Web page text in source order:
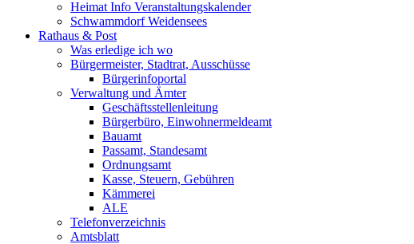
Heimat Info Veranstaltungskalender
Schwammdorf Weidensees
Rathaus & Post
Was erledige ich wo
Bürgermeister, Stadtrat, Ausschüsse
Bürgerinfoportal
Verwaltung und Ämter
Geschäftsstellenleitung
Bürgerbüro, Einwohnermeldeamt
Bauamt
Passamt, Standesamt
Ordnungsamt
Kasse, Steuern, Gebühren
Kämmerei
ALE
Telefonverzeichnis
Amtsblatt